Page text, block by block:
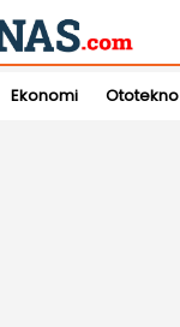
Ekonomi Ototekno